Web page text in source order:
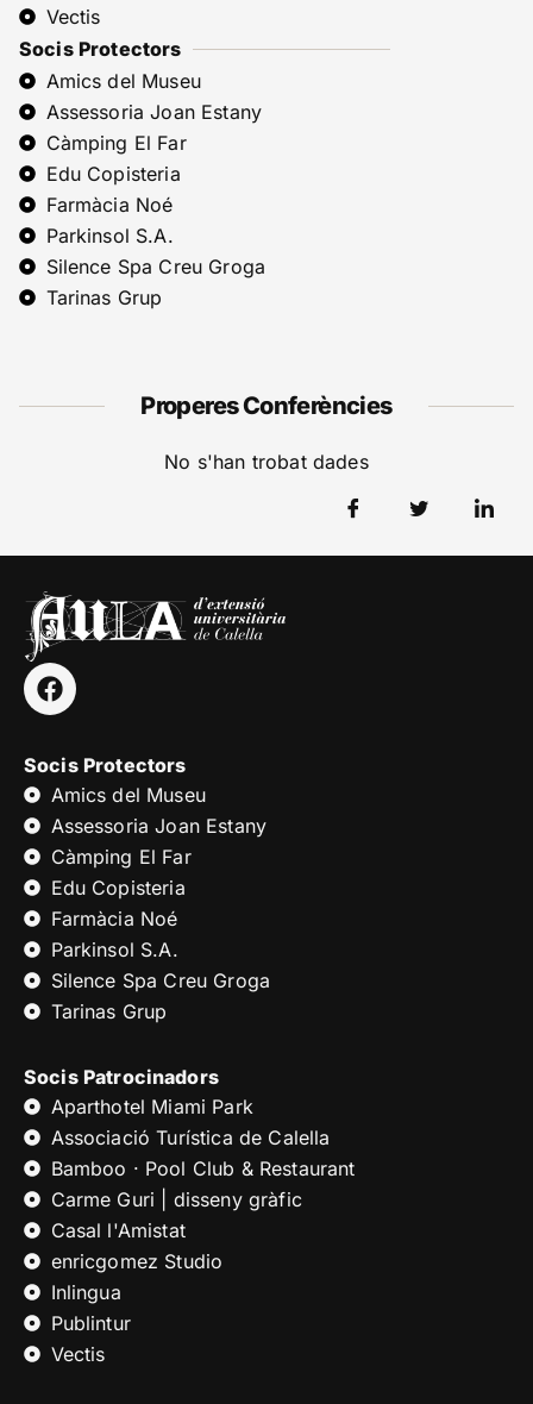
Vectis
Socis Protectors
Amics del Museu
Assessoria Joan Estany
Càmping El Far
Edu Copisteria
Farmàcia Noé
Parkinsol S.A.
Silence Spa Creu Groga
Tarinas Grup
Properes Conferències
No s'han trobat dades
Socis Protectors
Amics del Museu
Assessoria Joan Estany
Càmping El Far
Edu Copisteria
Farmàcia Noé
Parkinsol S.A.
Silence Spa Creu Groga
Tarinas Grup
Socis Patrocinadors
Aparthotel Miami Park
Associació Turística de Calella
Bamboo · Pool Club & Restaurant
Carme Guri | disseny gràfic
Casal l'Amistat
enricgomez Studio
Inlingua
Publintur
Vectis